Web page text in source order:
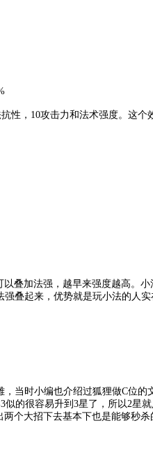
性，10攻击力和法术强度。这个
叠加法强，越早来强度越高。
叠起来，优势就是玩小法的人
当时小编也介绍过狐狸做C位
似的很容易升到3星了，所以2
个大招下去基本下也是能够秒